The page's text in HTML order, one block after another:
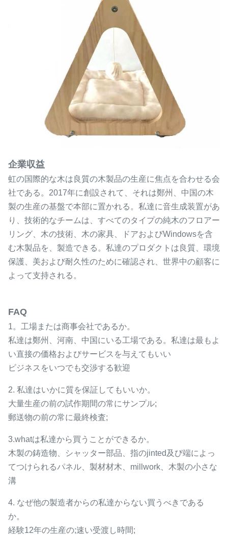
企業収益
虹の国際的な木は良質の木製品の生産に焦点を合わせる会
社である。2017年に創設されて、それは鄭州、中国の木
製の生産の基盤で本部に置かれる。私達に音生成装置があ
り、技術的なチームは、すべてのタイプの純木のフロアー
リング、木の技術、木の家具、ドアおよびWindowsを含
む木製品を、製造できる。私達のプロダクトは良質、環境
保護、美および耐久性のために確認され、世界中の顧客に
よって支持される。
FAQ
1。工場または商事会社であるか。
私達は鄭州、河南、中国にいる工場である。私達は最もよ
い直接の価格およびサービスを与えてもいい
ビジネスをいつでも交渉する歓迎
2. 私達はいかに質を保証してもいいか。
大量生産の前の試作期間の常にサンプル;
郵送物の前の常に最終検査;
3.whatは私達から買うことができるか。
木製の鋳造物、シャッター部品、指のjinted及び端によっ
てつけられるパネル、製材材木、millwork、木製の小さな
溝
4. なぜ他の製造者からの私達からない買うべきである
か。
経験12年の生産の;速い受渡し時間;